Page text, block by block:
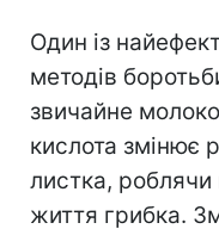
Один із
методів
звичайне
кислота змінює
листка,
життя грибка.